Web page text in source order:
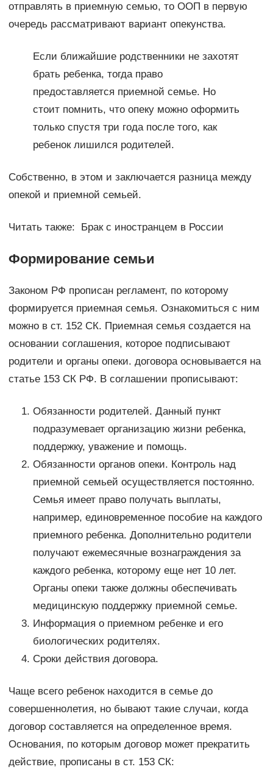
отправлять в приемную семью, то ООП в первую
очередь рассматривают вариант опекунства.
Если ближайшие родственники не захотят
брать ребенка, тогда право
предоставляется приемной семье. Но
стоит помнить, что опеку можно оформить
только спустя три года после того, как
ребенок лишился родителей.
Собственно, в этом и заключается разница между
опекой и приемной семьей.
Читать также: Брак с иностранцем в России
Формирование семьи
Законом РФ прописан регламент, по которому
формируется приемная семья. Ознакомиться с ним
можно в ст. 152 СК. Приемная семья создается на
основании соглашения, которое подписывают
родители и органы опеки. договора основывается на
статье 153 СК РФ. В соглашении прописывают:
Обязанности родителей. Данный пункт
подразумевает организацию жизни ребенка,
поддержку, уважение и помощь.
Обязанности органов опеки. Контроль над
приемной семьей осуществляется постоянно.
Семья имеет право получать выплаты,
например, единовременное пособие на каждого
приемного ребенка. Дополнительно родители
получают ежемесячные вознаграждения за
каждого ребенка, которому еще нет 10 лет.
Органы опеки также должны обеспечивать
медицинскую поддержку приемной семье.
Информация о приемном ребенке и его
биологических родителях.
Сроки действия договора.
Чаще всего ребенок находится в семье до
совершеннолетия, но бывают такие случаи, когда
договор составляется на определенное время.
Основания, по которым договор может прекратить
действие, прописаны в ст. 153 СК: